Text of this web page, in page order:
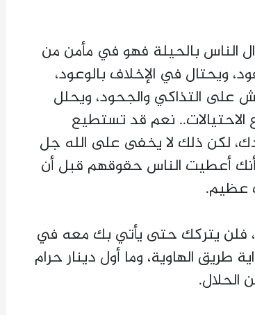
الناس بالحيلة فهو في مأمن من
ويحتال في الإخلاف بالوعود،
التذاكي والجحود، ويحلل
نعم قد تستطيع
لكن ذلك لا يخفى على الله جل
أعطيت الناس حقوقهم قبل أن
عظيم.
فلن يتركك حتى يأتي بك معه في
طريق الهاوية، وما أول دينار حرام
الحلال.